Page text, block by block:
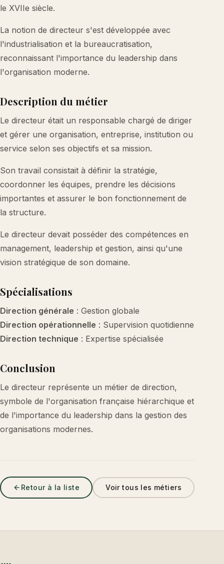
le XVIIe siècle.
La notion de directeur s'est développée avec
l'industrialisation et la bureaucratisation,
reconnaissant l'importance du leadership dans
l'organisation moderne.
Description du métier
Le directeur était un responsable chargé de diriger
et gérer une organisation, entreprise, institution ou
service selon ses objectifs et sa mission.
Son travail consistait à définir la stratégie,
coordonner les équipes, prendre les décisions
importantes et assurer le bon fonctionnement de
la structure.
Le directeur devait posséder des compétences en
management, leadership et gestion, ainsi qu'une
vision stratégique de son domaine.
Spécialisations
Direction générale : Gestion globale
Direction opérationnelle : Supervision quotidienne
Direction technique : Expertise spécialisée
Conclusion
Le directeur représente un métier de direction,
symbole de l'organisation française hiérarchique et
de l'importance du leadership dans la gestion des
organisations modernes.
Retour à la liste Voir tous les métiers